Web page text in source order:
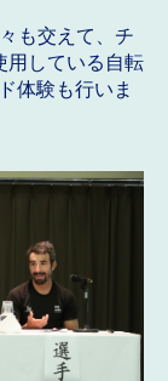
も交えて、チ
用している自転
体験も行いま